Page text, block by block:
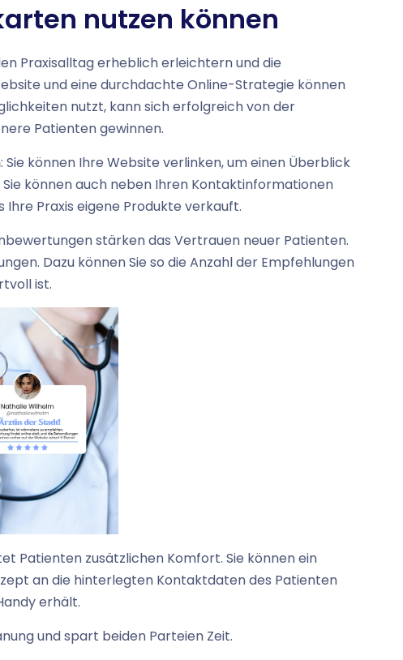
nutzen können
Praxisalltag erheblich erleichtern und die
und eine durchdachte Online-Strategie können
nutzt, kann sich erfolgreich von der
Patienten gewinnen.
: Sie können Ihre Website verlinken, um einen Überblick
können auch neben Ihren Kontaktinformationen
Praxis eigene Produkte verkauft.
stärken das Vertrauen neuer Patienten.
Dazu können Sie so die Anzahl der Empfehlungen
ist.
Patienten zusätzlichen Komfort. Sie können ein
an die hinterlegten Kontaktdaten des Patienten
erhält.
und spart beiden Parteien Zeit.